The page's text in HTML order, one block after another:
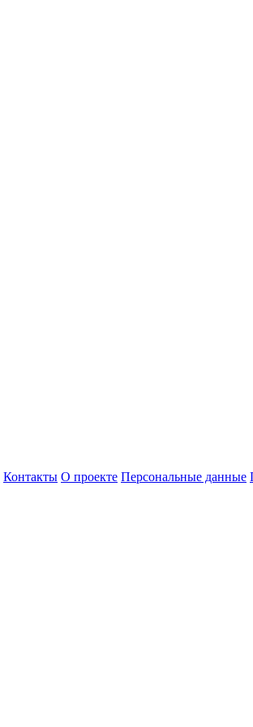
Контакты О проекте Персональные данные